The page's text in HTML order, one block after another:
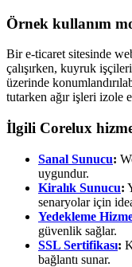
Örnek kullanım
Bir e-ticaret sitesinde
çalışırken, kuyruk
üzerinde
tutarken ağır işleri izole
İlgili Corelux
Sanal Sunucu:
uygundur.
Kiralık Sunucu:
senaryolar için
Yedekleme
güvenlik sağlar.
SSL Sertifikası:
bağlantı sunar.